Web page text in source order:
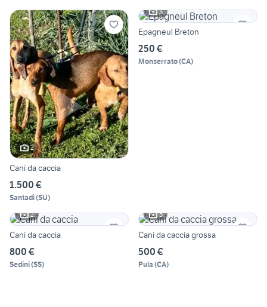
2
Cani da caccia
1.500 €
Santadi(SU)
3
Epagneul Breton
250 €
Monserrato(CA)
2
Cani da caccia
800 €
Sedini(SS)
5
Cani da caccia grossa
500 €
Pula (CA)